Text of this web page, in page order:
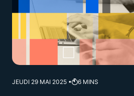
JEUDI 29 MAI 2025 • 6 MINS